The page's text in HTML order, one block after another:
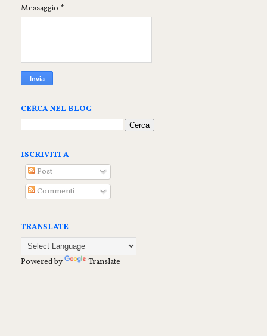
Messaggio *
CERCA NEL BLOG
ISCRIVITI A
Post
Commenti
TRANSLATE
Powered by Translate